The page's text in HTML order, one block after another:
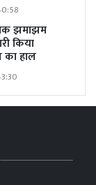
झमाझम
किया
का हाल